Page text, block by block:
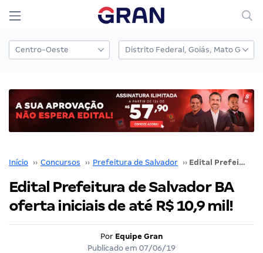
Início ›› Concursos ›› Prefeitura de Salvador ›› Edital Prefeitura de Salvador BA oferta iniciais de até R$ 10,9 mil!
Edital Prefeitura de Salvador BA
oferta iniciais de até R$ 10,9 mil!
Por Equipe Gran
Publicado em 07/06/19